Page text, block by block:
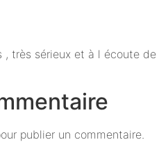
, très sérieux et à l écoute de
publier un commentaire.